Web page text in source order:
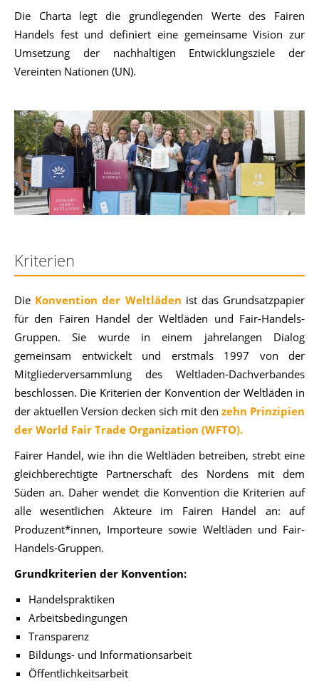
Die Charta legt die grundlegenden Werte des Fairen
Handels fest und definiert eine gemeinsame Vision zur
Umsetzung der nachhaltigen Entwicklungsziele der
Vereinten Nationen (UN).
Kriterien
Die Konvention der Weltläden ist das Grundsatzpapier
für den Fairen Handel der Weltläden und Fair-Handels-
Gruppen.Sie wurde in einem jahrelangen Dialog
gemeinsam entwickelt und erstmals 1997 von der
Mitgliederversammlung des Weltladen-Dachverbandes
beschlossen. Die Kriterien der Konvention der Weltläden in
der aktuellen Version decken sich mit den zehn Prinzipien
der World Fair Trade Organization (WFTO).
Fairer Handel, wie ihn die Weltläden betreiben, strebt eine
gleichberechtigte Partnerschaft des Nordens mit dem
Süden an. Daher wendet die Konvention die Kriterien auf
alle wesentlichen Akteure im Fairen Handel an: auf
Produzent*innen, Importeure sowie Weltläden und Fair-
Handels-Gruppen.
Grundkriterien der Konvention:
Handelspraktiken
Arbeitsbedingungen
Transparenz
Bildungs- und Informationsarbeit
Öffentlichkeitsarbeit